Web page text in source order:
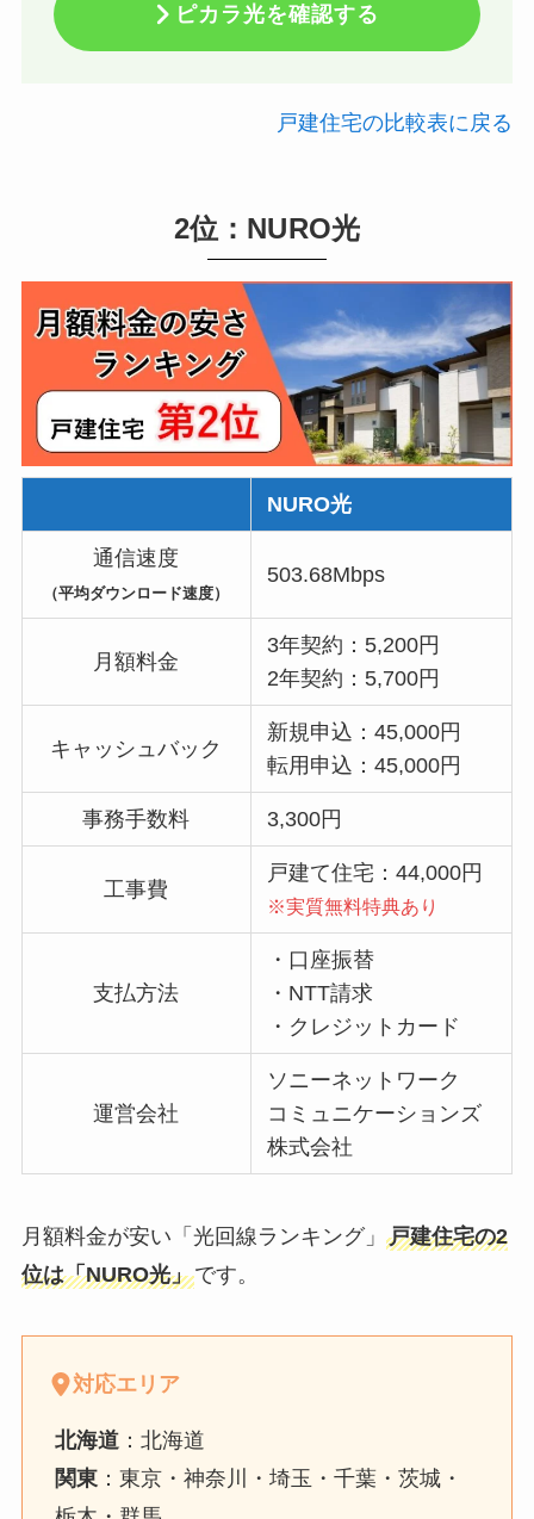
ピカラ光を確認する
戸建住宅の比較表に戻る
2位：NURO光
NURO光
通信速度
（平均ダウンロード速度）
503.68Mbps
月額料金
3年契約：5,200円
2年契約：5,700円
キャッシュバック
新規申込：45,000円
転用申込：45,000円
事務手数料 3,300円
工事費
戸建て住宅：44,000円
※実質無料特典あり
支払方法
・口座振替
・NTT請求
・クレジットカード
運営会社
ソニーネットワーク
コミュニケーションズ
株式会社
月額料金が安い「光回線ランキング」 戸建住宅の2
位は「NURO光」です。
対応エリア
北海道：北海道
関東：東京・神奈川・埼玉・千葉・茨城・